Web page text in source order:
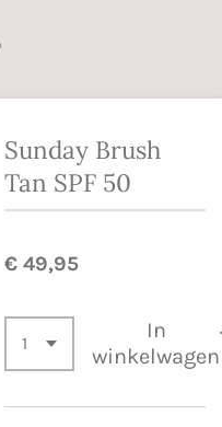
Sunday Brush
Tan SPF 50
€ 49,95
In
winkelwagen